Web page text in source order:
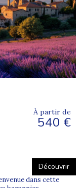
À partir de
540 €
Découvrir
dans cette